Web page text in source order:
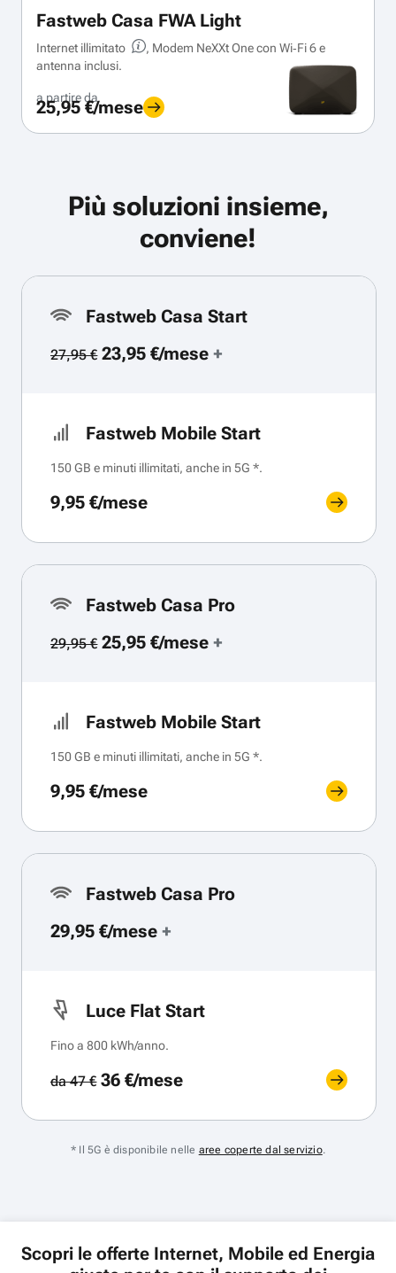
Fastweb Casa FWA Light
Internet illimitato
, Modem NeXXt One con Wi‑Fi 6 e
antenna inclusi.
a partire da
25,95 €/mese
Più soluzioni insieme,
conviene!
Fastweb Casa Start
27,95 €23,95 €/mese+
Fastweb Mobile Start
150 GB e minuti illimitati, anche in 5G *.
9,95 €/mese
Fastweb Casa Pro
29,95 €25,95 €/mese+
Fastweb Mobile Start
150 GB e minuti illimitati, anche in 5G *.
9,95 €/mese
Fastweb Casa Pro
29,95 €/mese +
Luce Flat Start
Fino a 800 kWh/anno.
da 47 €36 €/mese
* Il 5G è disponibile nelle aree coperte dal servizio.
Scopri le offerte Internet, Mobile ed Energia